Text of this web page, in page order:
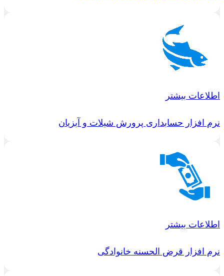
اطلاعات بیشتر
نرم افزار حسابداری پرورش شیلات و آبزیان
اطلاعات بیشتر
نرم افزار قرض الحسنه خانوادگی